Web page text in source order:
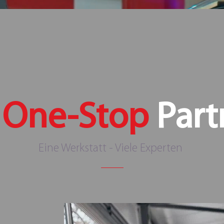
One-Stop
Eine Werkstatt - Viele Experten